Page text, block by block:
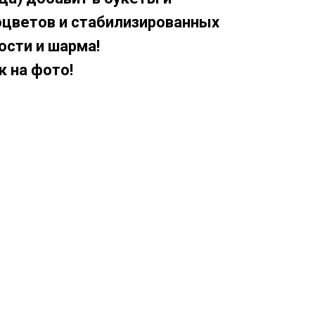
и стабилизированных
и шарма!
на фото!